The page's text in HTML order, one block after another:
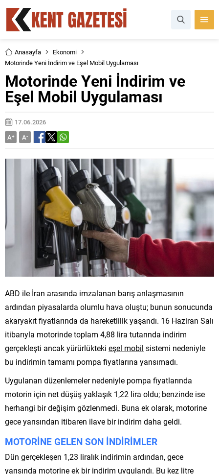
Anasayfa
Ekonomi
Motorinde Yeni İndirim ve Eşel Mobil Uygulaması
Motorinde Yeni İndirim ve
Eşel Mobil Uygulaması
17.06.2026
A+ A-
ABD ile İran arasında imzalanan barış anlaşmasının
ardından piyasalarda olumlu hava oluştu; bunun sonucunda
akaryakıt fiyatlarında da hareketlilik yaşandı. 16 Haziran Salı
itibarıyla motorinde toplam 4,88 lira tutarında indirim
gerçekleşti ancak yürürlükteki eşel mobil sistemi nedeniyle
bu indirimin tamamı pompa fiyatlarına yansımadı.
Uygulanan düzenlemeler nedeniyle pompa fiyatlarında
motorin için net düşüş yaklaşık 1,22 lira oldu; benzinde ise
herhangi bir değişim gözlenmedi. Buna ek olarak, motorine
gece yarısından itibaren ilave bir indirim daha geldi.
MOTORİNE GELEN SON İNDİRİMLER
Dün gerçekleşen 1,23 liralık indirimin ardından, gece
yarısında motorine ek bir indirim uygulandı. Bu kez litre